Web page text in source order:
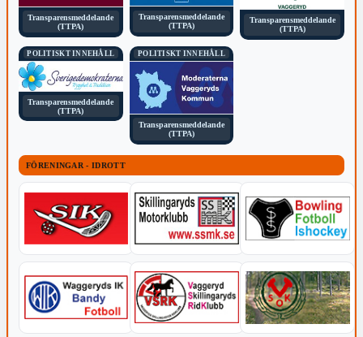
Transparensmeddelande
(TTPA)
Transparensmeddelande
(TTPA)
Transparensmeddelande
(TTPA)
POLITISKT INNEHÅLL
Transparensmeddelande
(TTPA)
POLITISKT INNEHÅLL
Transparensmeddelande
(TTPA)
FÖRENINGAR - IDROTT